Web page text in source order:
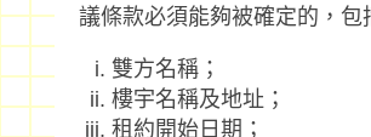
議條款必須能夠被確定的，包
雙方名稱；
樓宇名稱及地址；
租約開始日期；